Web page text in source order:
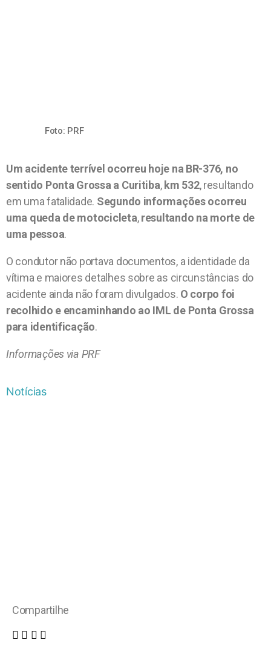
Foto: PRF
Um acidente terrível ocorreu hoje na BR-376, no
sentido Ponta Grossa a Curitiba,km 532, resultando
em uma fatalidade. Segundo informações ocorreu
uma queda de motocicleta,resultando na morte de
uma pessoa.
O condutor não portava documentos, a identidade da
vítima e maiores detalhes sobre as circunstâncias do
acidente ainda não foram divulgados. O corpo foi
recolhido e encaminhando ao IML de Ponta Grossa
para identificação.
Informações via PRF
Notícias
Compartilhe